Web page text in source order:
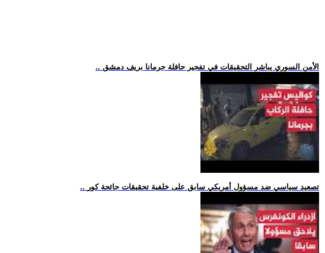
.. الأمن السوري يباشر التحقيقات في تفجير حافلة جرمانا بريف دمشق
.. تصعيد سياسي ضد مسؤول أمريكي سابق على خلفية تحقيقات جائحة كور